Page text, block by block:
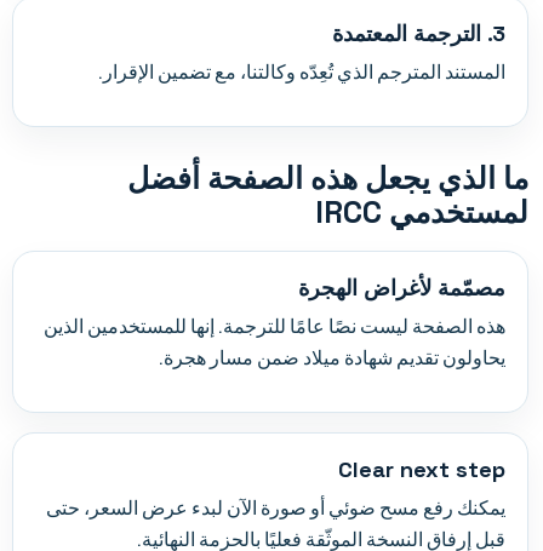
3. الترجمة المعتمدة
المستند المترجم الذي تُعِدّه وكالتنا، مع تضمين الإقرار.
ما الذي يجعل هذه الصفحة أفضل
لمستخدمي IRCC
مصمّمة لأغراض الهجرة
هذه الصفحة ليست نصًا عامًا للترجمة. إنها للمستخدمين الذين
يحاولون تقديم شهادة ميلاد ضمن مسار هجرة.
Clear next step
يمكنك رفع مسح ضوئي أو صورة الآن لبدء عرض السعر، حتى
قبل إرفاق النسخة الموثّقة فعليًا بالحزمة النهائية.